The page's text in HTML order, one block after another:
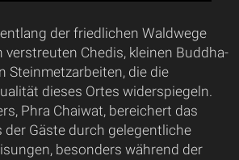
der friedlichen Waldwege
verstreuten Chedis, kleinen Buddha-
Steinmetzarbeiten, die die
dieses Ortes widerspiegeln.
Phra Chaiwat, bereichert das
der Gäste durch gelegentliche
besonders während der